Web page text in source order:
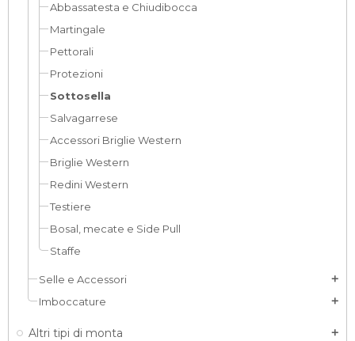
Abbassatesta e Chiudibocca
Martingale
Pettorali
Protezioni
Sottosella
Salvagarrese
Accessori Briglie Western
Briglie Western
Redini Western
Testiere
Bosal, mecate e Side Pull
Staffe
Selle e Accessori add
Imboccature add
Altri tipi di monta add